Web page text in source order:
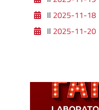
Il 2025-11-18
Il 2025-11-20